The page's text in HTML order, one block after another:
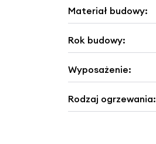
Materiał budowy:
Rok budowy:
Wyposażenie:
Rodzaj ogrzewania: